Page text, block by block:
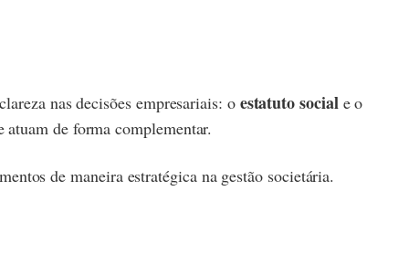
nas decisões empresariais: o estatuto sociale o
de forma complementar.
de maneira estratégica na gestão societária.